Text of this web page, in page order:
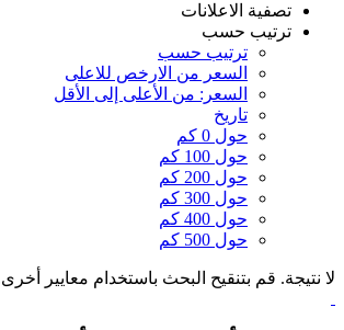
تصفية الاعلانات
ترتيب حسب
ترتيب حسب
السعر من الارخص للاعلى
السعر: من الأعلى إلى الأقل
تاريخ
حول 0 كم
حول 100 كم
حول 200 كم
حول 300 كم
حول 400 كم
حول 500 كم
لا نتيجة. قم بتنقيح البحث باستخدام معايير